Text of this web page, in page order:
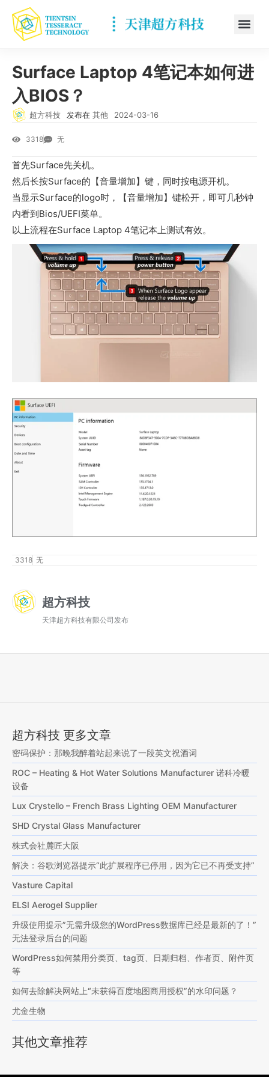
Surface Laptop 4笔记本如何进
入BIOS？
超方科技 发布在 其他 2024-03-16
3318 无
首先Surface先关机。
然后长按Surface的【音量增加】键，同时按电源开机。
当显示Surface的logo时，【音量增加】键松开，即可几秒钟
内看到Bios/UEFI菜单。
以上流程在Surface Laptop 4笔记本上测试有效。
3318 无
超方科技
天津超方科技有限公司发布
超方科技 更多文章
密码保护：那晚我醉着站起来说了一段英文祝酒词
ROC – Heating & Hot Water Solutions Manufacturer 诺科冷暖
设备
Lux Crystello – French Brass Lighting OEM Manufacturer
SHD Crystal Glass Manufacturer
株式会社麓匠大阪
解决：谷歌浏览器提示“此扩展程序已停用，因为它已不再受支持”
Vasture Capital
ELSI Aerogel Supplier
升级使用提示”无需升级您的WordPress数据库已经是最新的了！”
无法登录后台的问题
WordPress如何禁用分类页、tag页、日期归档、作者页、附件页
等
如何去除解决网站上“未获得百度地图商用授权”的水印问题？
尤金生物
其他文章推荐